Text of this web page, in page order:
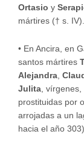
Ortasio y
mártires († s. IV).
• En Ancira, en
santos mártires
Alejandra
Julita ,
prostituidas por
arrojadas a un
hacia el año 303).